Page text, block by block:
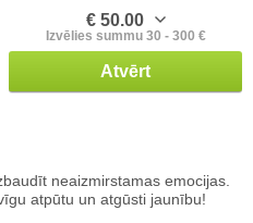
€ 50.00
Izvēlies summu 30 - 300 €
Atvērt
neaizmirstamas emocijas.
atpūtu un atgūsti jaunību!